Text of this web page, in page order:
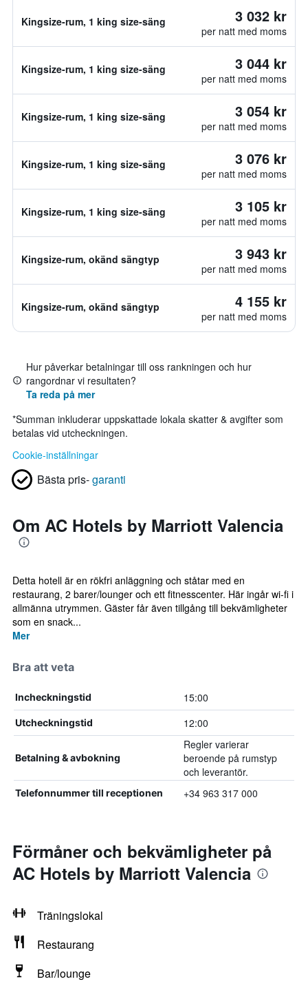
Kingsize-rum, 1 king size-säng 3 032 kr
per natt med moms
Kingsize-rum, 1 king size-säng 3 044 kr
per natt med moms
Kingsize-rum, 1 king size-säng 3 054 kr
per natt med moms
Kingsize-rum, 1 king size-säng 3 076 kr
per natt med moms
Kingsize-rum, 1 king size-säng 3 105 kr
per natt med moms
Kingsize-rum, okänd sängtyp 3 943 kr
per natt med moms
Kingsize-rum, okänd sängtyp 4 155 kr
per natt med moms
Hur påverkar betalningar till oss rankningen och hur
rangordnar vi resultaten?
Ta reda på mer
*Summan inkluderar uppskattade lokala skatter & avgifter som
betalas vid utcheckningen.
Cookie-inställningar
Bästa pris-garanti
Om AC Hotels by Marriott Valencia
Detta hotell är en rökfri anläggning och ståtar med en
restaurang, 2 barer/lounger och ett fitnesscenter. Här ingår wi-fi i
allmänna utrymmen. Gäster får även tillgång till bekvämligheter
som en snack...
Mer
Bra att veta
Incheckningstid 15:00
Utcheckningstid 12:00
Betalning & avbokning
Regler varierar
beroende på rumstyp
och leverantör.
Telefonnummer till receptionen +34 963 317 000
Förmåner och bekvämligheter på
AC Hotels by Marriott Valencia
Träningslokal
Restaurang
Bar/lounge